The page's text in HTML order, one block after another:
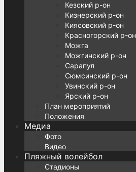
Кезский р-он
Кизнерский р-он
Киясовский р-он
Красногорский р-он
Можга
Можгинский р-он
Сарапул
Сюмсинский р-он
Увинский р-он
Ярский р-он
План мероприятий
Положения
Медиа
Фото
Видео
Пляжный волейбол
Стадионы